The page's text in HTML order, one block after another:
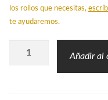
los rollos que necesitas,
te ayudaremos.
Papel
Añadir al